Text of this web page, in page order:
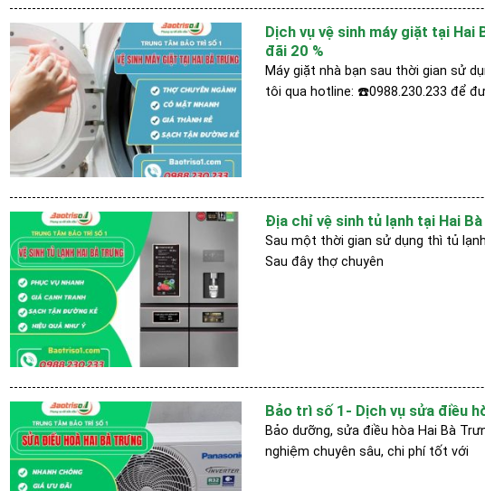
Dịch vụ vệ sinh máy giặt tại Hai
đãi 20 %
Máy giặt nhà bạn sau thời gian sử
tôi qua hotline: ☎️0988.230.233 để
Địa chỉ vệ sinh tủ lạnh tại Hai
Sau một thời gian sử dụng thì tủ
Sau đây thợ chuyên
Bảo trì số 1- Dịch vụ sửa điều
Bảo dưỡng, sửa điều hòa Hai Bà
nghiệm chuyên sâu, chi phí tốt với